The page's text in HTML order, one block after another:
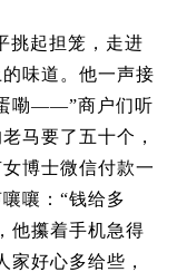
挑起担笼，走进
味道。他一声接
嘞——”商户们听
马要了五十个，
博士微信付款一
嚷： “钱给多
他攥着手机急得
家好心多给些，